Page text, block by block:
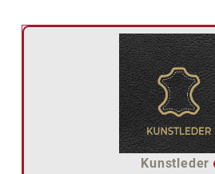
Kunstleder